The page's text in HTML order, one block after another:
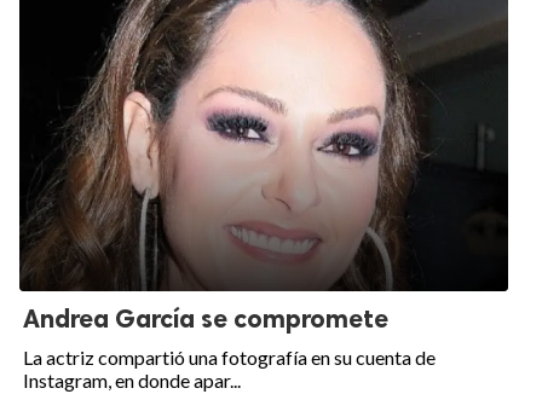
Andrea García se compromete
La actriz compartió una fotografía en su cuenta de
Instagram, en donde apar...